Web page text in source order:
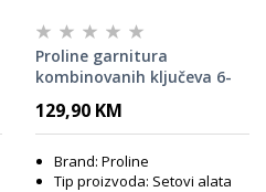
Proline garnitura
kombinovanih ključeva 6-
35324
129,90 KM
Brand: Proline
Tip proizvoda: Setovi alata